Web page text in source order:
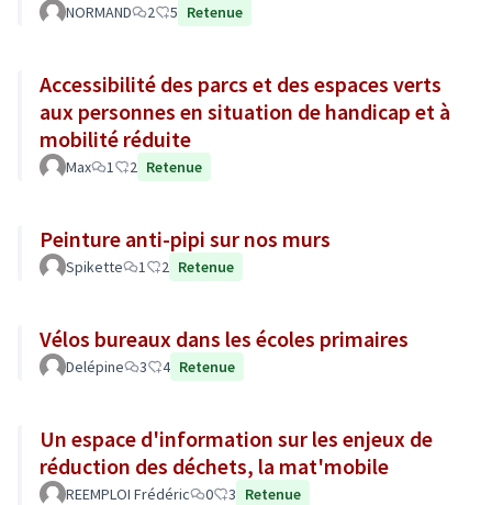
NORMAND 2 5 Retenue
Accessibilité des parcs et des espaces verts
aux personnes en situation de handicap et à
mobilité réduite
Max 1 2 Retenue
Peinture anti-pipi sur nos murs
Spikette 1 2 Retenue
Vélos bureaux dans les écoles primaires
Delépine 3 4 Retenue
Un espace d'information sur les enjeux de
réduction des déchets, la mat'mobile
REEMPLOI Frédéric 0 3 Retenue